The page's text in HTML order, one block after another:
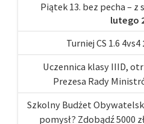
Piątek 13. bez pecha – z
lutego
Turniej CS 1.6 4vs4
Uczennica klasy IIID,
Prezesa Rady
Szkolny Budżet
pomysł? Zdobądź 5000